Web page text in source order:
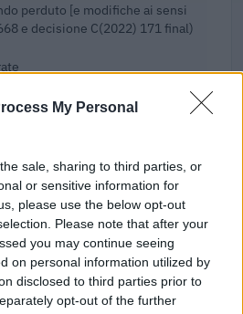
My Personal
sale, sharing to third parties, or
or sensitive information for
please use the below opt-out
Please note that after your
you may continue seeing
on personal information utilized by
disclosed to third parties prior to
opt-out of the further
perduto [e modifiche ai sensi
e decisione C(2022) 171 final)
causata dall'epidemia di
sugli aiuti di Stato –
DL Rilancio come modificato